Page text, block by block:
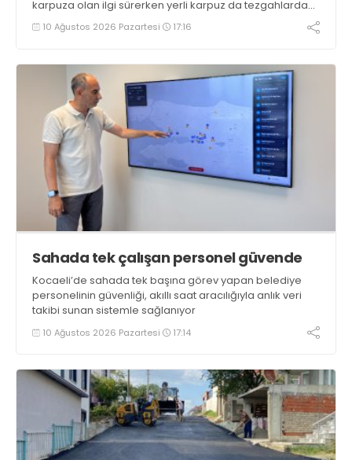
karpuza olan ilgi sürerken yerli karpuz da tezgahlarda
yerini aldı
10 Ağustos 2026 Pazartesi 17:16
Sahada tek çalışan personel güvende
Kocaeli’de sahada tek başına görev yapan belediye
personelinin güvenliği, akıllı saat aracılığıyla anlık veri
takibi sunan sistemle sağlanıyor
10 Ağustos 2026 Pazartesi 17:14